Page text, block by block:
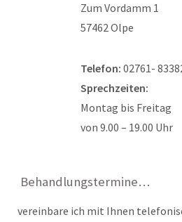
Zum Vordamm 1
57462 Olpe
Telefon: 02761-
Sprechzeiten:
Montag bis Freitag
von 9.00 – 19.00 Uhr
Behandlungstermine…
vereinbare ich mit Ihnen